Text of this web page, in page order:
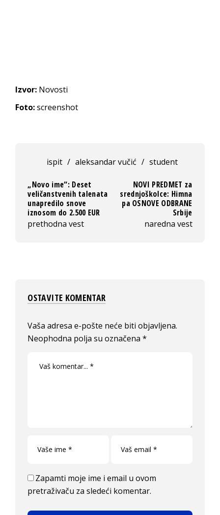
Izvor: Novosti
Foto:screenshot
ispit / aleksandar vučić / student
„Novo ime“: Deset
veličanstvenih talenata
unapredilo snove
iznosom do 2.500 EUR
prethodna vest
NOVI PREDMET za
srednjoškolce: Himna
pa OSNOVE ODBRANE
Srbije
naredna vest
OSTAVITE KOMENTAR
Vaša adresa e-pošte neće biti objavljena.
Neophodna polja su označena*
Zapamti moje ime i email u ovom
pretraživaču za sledeći komentar.